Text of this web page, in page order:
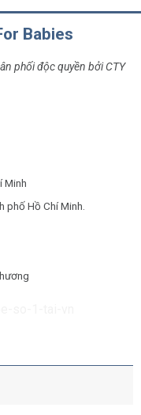
Babies
phối độc quyền bởi CTY
Minh
phố Hồ Chí Minh.